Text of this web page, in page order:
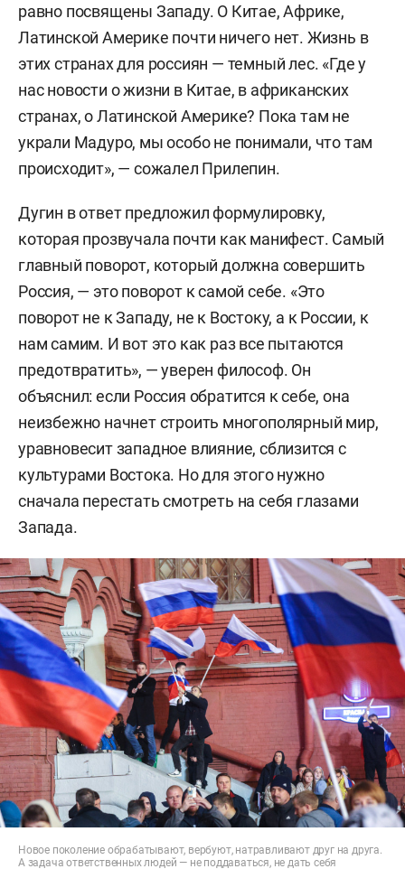
равно посвящены Западу. О Китае, Африке,
Латинской Америке почти ничего нет. Жизнь в
этих странах для россиян — темный лес. «Где у
нас новости о жизни в Китае, в африканских
странах, о Латинской Америке? Пока там не
украли Мадуро, мы особо не понимали, что там
происходит», — сожалел Прилепин.
Дугин в ответ предложил формулировку,
которая прозвучала почти как манифест. Самый
главный поворот, который должна совершить
Россия, — это поворот к самой себе. «Это
поворот не к Западу, не к Востоку, а к России, к
нам самим. И вот это как раз все пытаются
предотвратить», — уверен философ. Он
объяснил: если Россия обратится к себе, она
неизбежно начнет строить многополярный мир,
уравновесит западное влияние, сблизится с
культурами Востока. Но для этого нужно
сначала перестать смотреть на себя глазами
Запада.
Новое поколение обрабатывают, вербуют, натравливают друг на друга.
А задача ответственных людей — не поддаваться, не дать себя